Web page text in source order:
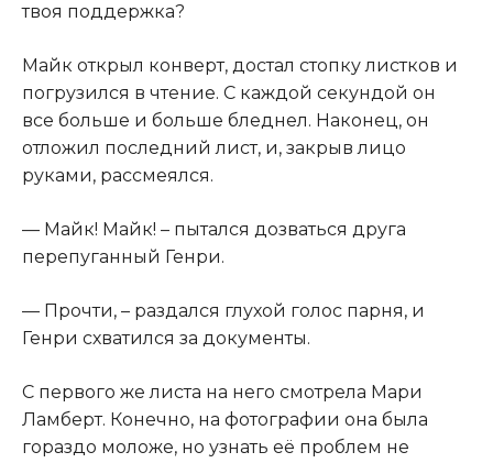
твоя поддержка?
Майк открыл конверт, достал стопку листков и
погрузился в чтение. С каждой секундой он
все больше и больше бледнел. Наконец, он
отложил последний лист, и, закрыв лицо
руками, рассмеялся.
— Майк! Майк! – пытался дозваться друга
перепуганный Генри.
— Прочти, – раздался глухой голос парня, и
Генри схватился за документы.
С первого же листа на него смотрела Мари
Ламберт. Конечно, на фотографии она была
гораздо моложе, но узнать её проблем не